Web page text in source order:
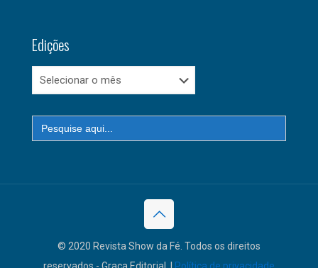
Edições
Edições
Search
for:
© 2020 Revista Show da Fé. Todos os direitos